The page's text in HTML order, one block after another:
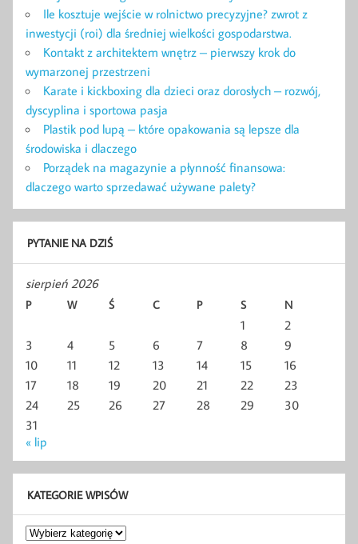
Ile kosztuje wejście w rolnictwo precyzyjne? zwrot z
inwestycji (roi) dla średniej wielkości gospodarstwa.
Kontakt z architektem wnętrz – pierwszy krok do
wymarzonej przestrzeni
Karate i kickboxing dla dzieci oraz dorosłych – rozwój,
dyscyplina i sportowa pasja
Plastik pod lupą – które opakowania są lepsze dla
środowiska i dlaczego
Porządek na magazynie a płynność finansowa:
dlaczego warto sprzedawać używane palety?
PYTANIE NA DZIŚ
sierpień 2026
P W Ś C P S N
1
2
3
4 5 6 7 8
9
10
11 12 13 14 15
16
17
18 19 20 21 22
23
24
25 26 27 28 29
30
31
« lip
KATEGORIE WPISÓW
Kategorie